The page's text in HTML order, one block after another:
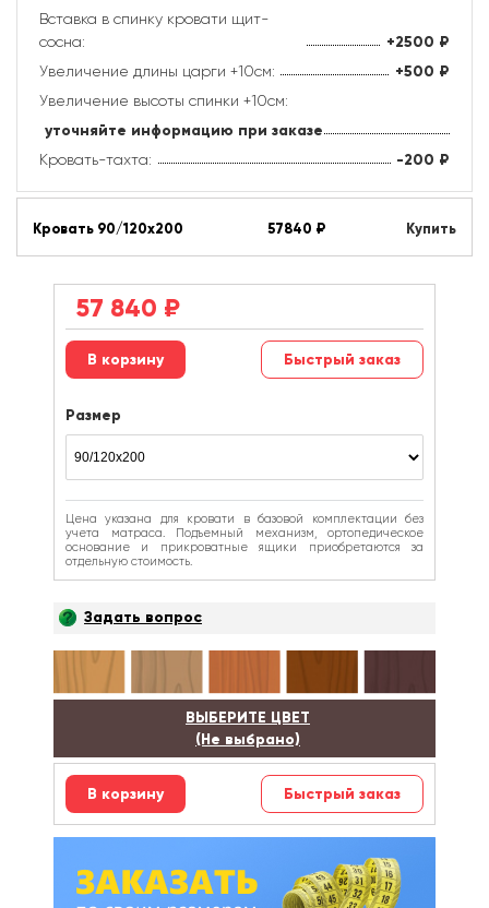
Вставка в спинку кровати щит-
сосна:
+2500 ₽
Увеличение длины царги +10см: +500 ₽
Увеличение высоты спинки +10см:
уточняйте информацию при заказе
Кровать-тахта: -200 ₽
Кровать 90/120х200 57840 ₽ Купить
57 840 ₽
Быстрый заказ
Размер
Цена указана для кровати в базовой комплектации без
учета матраса. Подъемный механизм, ортопедическое
основание и прикроватные ящики приобретаются за
отдельную стоимость.
Задать вопрос
ВЫБЕРИТЕ ЦВЕТ
(Не выбрано)
Быстрый заказ